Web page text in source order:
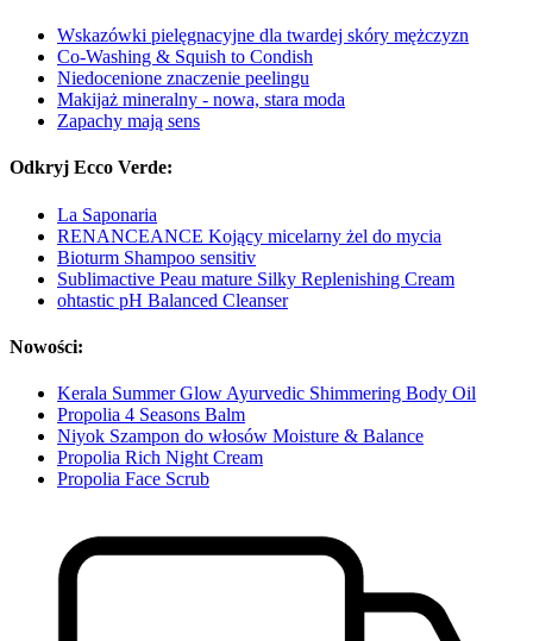
Wskazówki pielęgnacyjne dla twardej skóry mężczyzn
Co-Washing & Squish to Condish
Niedocenione znaczenie peelingu
Makijaż mineralny - nowa, stara moda
Zapachy mają sens
Odkryj Ecco Verde:
La Saponaria
RENANCEANCE Kojący micelarny żel do mycia
Bioturm Shampoo sensitiv
Sublimactive Peau mature Silky Replenishing Cream
ohtastic pH Balanced Cleanser
Nowości:
Kerala Summer Glow Ayurvedic Shimmering Body Oil
Propolia 4 Seasons Balm
Niyok Szampon do włosów Moisture & Balance
Propolia Rich Night Cream
Propolia Face Scrub